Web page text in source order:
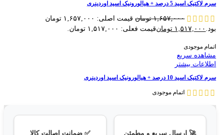
سرم لاکتیک اسید 5 درصد + هیالورونیک اسید اوردینری
۱,۶۵۷,۰۰۰ تومان
قیمت اصلی: ۱,۶۵۷,۰۰۰ تومان
بود. ۱,۵۱۷,۰۰۰ تومانقیمت فعلی: ۱,۵۱۷,۰۰۰ تومان.
اتمام موجودی
مشاهده سریع
اطلاعات بیشتر
سرم لاکتیک اسید 10 درصد + هیالورونیک اسید اوردینری
اتمام موجودی
🚀 ارسال سریع و مطمئن ✅ ضمانت اصالت کالا